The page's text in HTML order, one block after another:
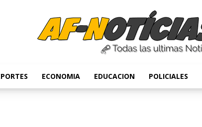
Anyulin
ECONOMIA EDUCACION POLICIALES